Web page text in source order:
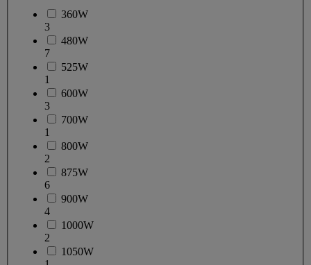
360W
3
480W
7
525W
1
600W
3
700W
1
800W
2
875W
6
900W
4
1000W
2
1050W